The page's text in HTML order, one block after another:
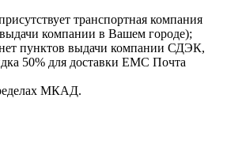
транспортная компания
компании в Вашем городе);
пунктов выдачи компании СДЭК,
50% для доставки ЕМС Почта
МКАД.